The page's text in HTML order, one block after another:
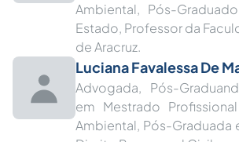
Ambiental, Pós-
Estado, Professor da
de Aracruz.
Luciana Favalessa De
Advogada, Pós-
em Mestrado
Ambiental, Pós-Graduada